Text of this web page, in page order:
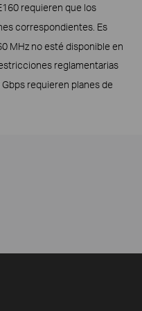
requieren que los
correspondientes. Es
MHz no esté disponible en
reglamentarias
requieren planes de